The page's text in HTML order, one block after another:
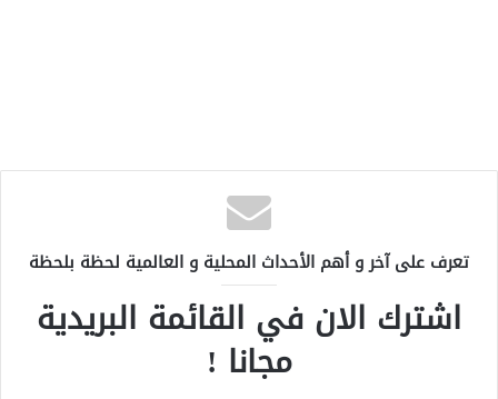
تعرف على آخر و أهم الأحداث المحلية و العالمية لحظة بلحظة
اشترك الان في القائمة البريدية
مجانا !